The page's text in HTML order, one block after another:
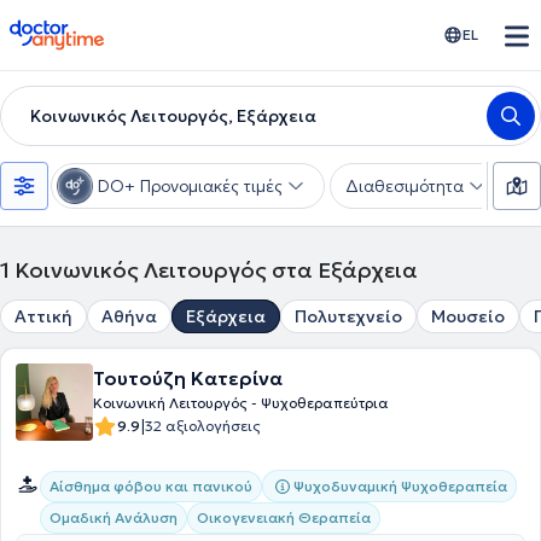
doctoranytime EL
Κοινωνικός Λειτουργός, Εξάρχεια
DO+ Προνομιακές τιμές Διαθεσιμότητα
1 Κοινωνικός Λειτουργός στα Εξάρχεια
Αττική Αθήνα Εξάρχεια Πολυτεχνείο Μουσείο
Τουτούζη Κατερίνα
Κοινωνική Λειτουργός - Ψυχοθεραπεύτρια
9.9|32 αξιολογήσεις
Αίσθημα φόβου και πανικού
Ψυχοδυναμική Ψυχοθεραπεία
Ομαδική Ανάλυση
Οικογενειακή Θεραπεία